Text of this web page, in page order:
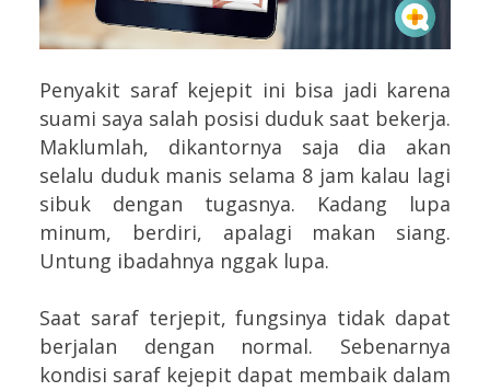
Penyakit saraf kejepit ini bisa jadi karena
suami saya salah posisi duduk saat bekerja.
Maklumlah, dikantornya saja dia akan
selalu duduk manis selama 8 jam kalau lagi
sibuk dengan tugasnya. Kadang lupa
minum, berdiri, apalagi makan siang.
Untung ibadahnya nggak lupa.
Saat saraf terjepit, fungsinya tidak dapat
berjalan dengan normal. Sebenarnya
kondisi saraf kejepit dapat membaik dalam